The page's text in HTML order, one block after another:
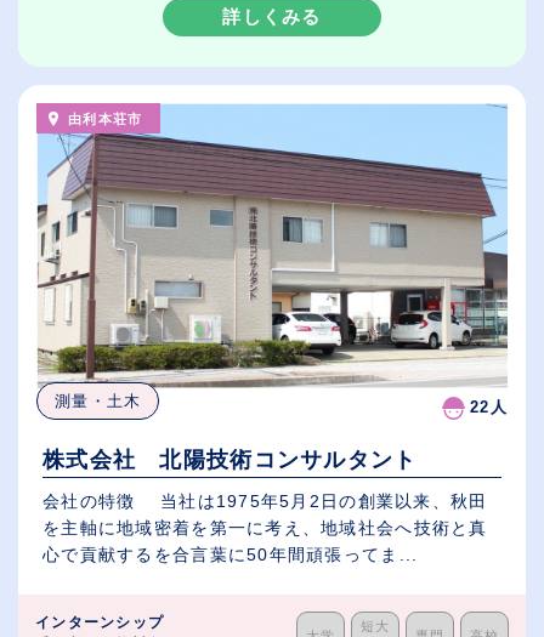
詳しくみる
由利本荘市
測量・土木 22人
株式会社 北陽技術コンサルタント
会社の特徴 当社は1975年5月2日の創業以来、秋田
を主軸に地域密着を第一に考え、地域社会へ技術と真
心で貢献するを合言葉に50年間頑張ってま...
インターンシップ
短大